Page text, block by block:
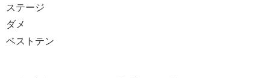
ステージ
ダメ
ベストテン